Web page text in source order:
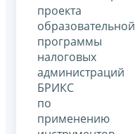
проекта
образовательной
программы
налоговых
администраций
БРИКС
по
применению